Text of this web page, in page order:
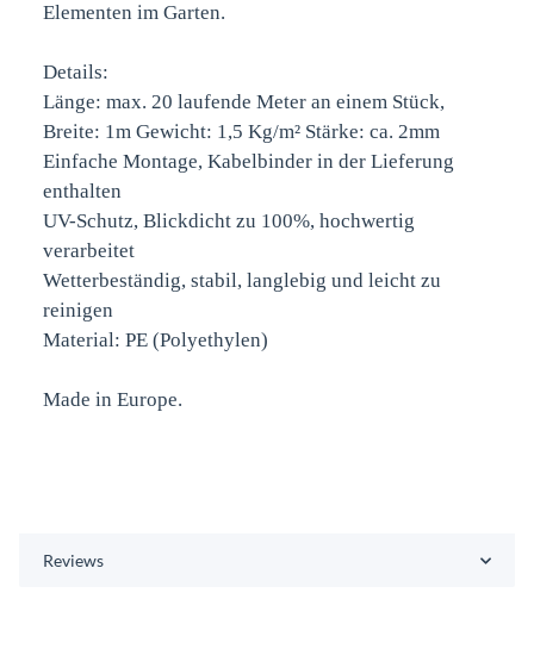
Elementen im Garten.
Details:
Länge: max. 20 laufende Meter an einem Stück,
Breite: 1m Gewicht: 1,5 Kg/m² Stärke: ca. 2mm
Einfache Montage, Kabelbinder in der Lieferung
enthalten
UV-Schutz, Blickdicht zu 100%, hochwertig
verarbeitet
Wetterbeständig, stabil, langlebig und leicht zu
reinigen
Material: PE (Polyethylen)
Made in Europe.
Reviews